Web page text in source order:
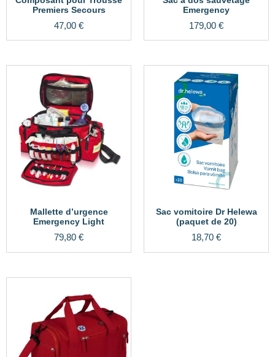
Premiers Secours
47,00 €
Emergency
179,00 €
Mallette d’urgence
Emergency Light
79,80 €
Sac vomitoire Dr Helewa
(paquet de 20)
18,70 €